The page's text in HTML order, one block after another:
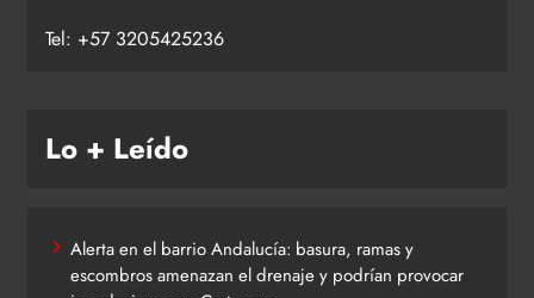
Tel: +57 3205425236
Lo + Leído
Alerta en el barrio Andalucía: basura, ramas y
escombros amenazan el drenaje y podrían provocar